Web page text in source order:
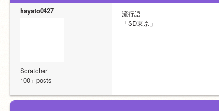
hayato0427
Scratcher
100+ posts
流行語
「SD東京」